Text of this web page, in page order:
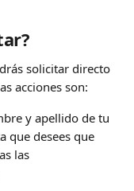
solicitar directo
acciones son:
y apellido de tu
que desees que
las